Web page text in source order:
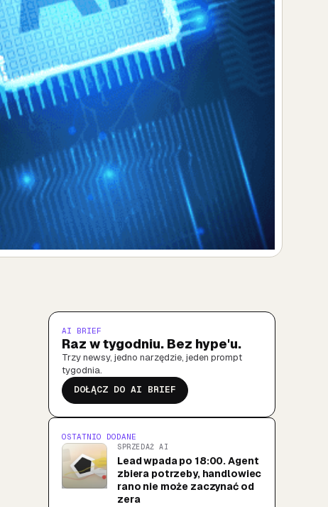
AI BRIEF
Raz w tygodniu. Bez hype'u.
Trzy newsy, jedno narzędzie, jeden prompt
tygodnia.
DOŁĄCZ DO AI BRIEF
OSTATNIO DODANE
SPRZEDAŻ AI
Lead wpada po 18:00. Agent
zbiera potrzeby, handlowiec
rano nie może zaczynać od
zera